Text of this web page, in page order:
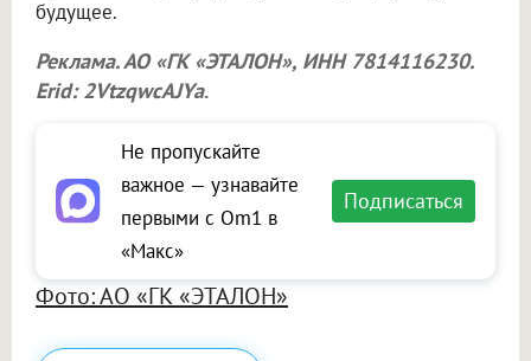
будущее.
Реклама. АО «ГК «ЭТАЛОН», ИНН 7814116230.
Erid: 2VtzqwcAJYa.
Не пропускайте
важное — узнавайте
первыми с Om1 в
«Макс»
Подписаться
Фото: АО «ГК «ЭТАЛОН»